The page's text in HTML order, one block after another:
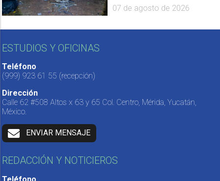
07 de agosto de 2026
ESTUDIOS Y OFICINAS
Teléfono
(999) 923 61 55 (recepción)
Dirección
Calle 62 #508 Altos x 63 y 65 Col. Centro, Mérida, Yucatán,
México.
ENVIAR MENSAJE
REDACCIÓN Y NOTICIEROS